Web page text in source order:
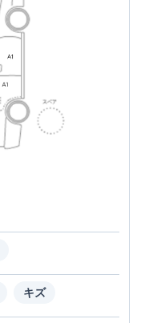
キズ